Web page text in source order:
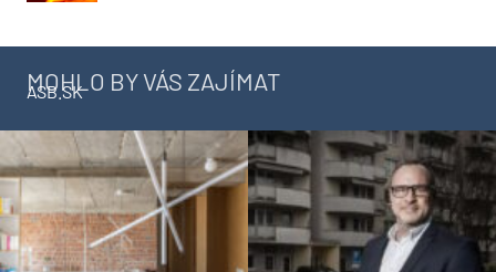
MOHLO BY VÁS ZAJÍMAT
ASB.SK